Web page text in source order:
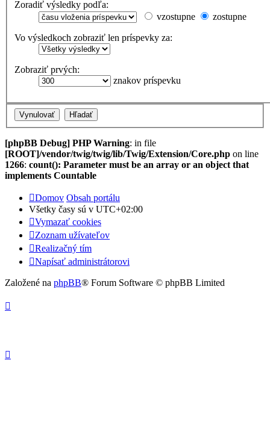
Zoradiť výsledky podľa:
vzostupne
zostupne
Vo výsledkoch zobraziť len príspevky za:
Zobraziť prvých:
znakov príspevku
[phpBB Debug] PHP Warning: in file
[ROOT]/vendor/twig/twig/lib/Twig/Extension/Core.php on line
1266: count(): Parameter must be an array or an object that
implements Countable
Domov Obsah portálu
Všetky časy sú v UTC+02:00
Vymazať cookies
Zoznam užívateľov
Realizačný tím
Napísať administrátorovi
Založené na phpBB® Forum Software © phpBB Limited